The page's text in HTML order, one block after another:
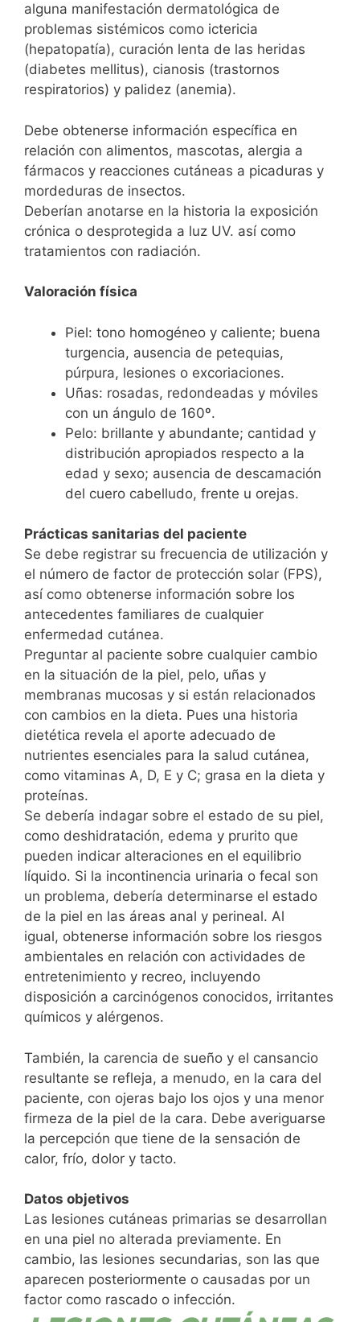
alguna manifestación dermatológica de
problemas sistémicos como ictericia
(hepatopatía), curación lenta de las heridas
(diabetes mellitus), cianosis (trastornos
respiratorios) y palidez (anemia).
Debe obtenerse información específica en
relación con alimentos, mascotas, alergia a
fármacos y reacciones cutáneas a picaduras y
mordeduras de insectos.
Deberían anotarse en la historia la exposición
crónica o desprotegida a luz UV. así como
tratamientos con radiación.
Valoración física
Piel: tono homogéneo y caliente; buena
turgencia, ausencia de petequias,
púrpura, lesiones o excoriaciones.
Uñas: rosadas, redondeadas y móviles
con un ángulo de 160º.
Pelo: brillante y abundante; cantidad y
distribución apropiados respecto a la
edad y sexo; ausencia de descamación
del cuero cabelludo, frente u orejas.
Prácticas sanitarias del paciente
Se debe registrar su frecuencia de utilización y
el número de factor de protección solar (FPS),
así como obtenerse información sobre los
antecedentes familiares de cualquier
enfermedad cutánea.
Preguntar al paciente sobre cualquier cambio
en la situación de la piel, pelo, uñas y
membranas mucosas y si están relacionados
con cambios en la dieta. Pues una historia
dietética revela el aporte adecuado de
nutrientes esenciales para la salud cutánea,
como vitaminas A, D, E y C; grasa en la dieta y
proteínas.
Se debería indagar sobre el estado de su piel,
como deshidratación, edema y prurito que
pueden indicar alteraciones en el equilibrio
líquido. Si la incontinencia urinaria o fecal son
un problema, debería determinarse el estado
de la piel en las áreas anal y perineal. Al
igual, obtenerse información sobre los riesgos
ambientales en relación con actividades de
entretenimiento y recreo, incluyendo
disposición a carcinógenos conocidos, irritantes
químicos y alérgenos.
También, la carencia de sueño y el cansancio
resultante se refleja, a menudo, en la cara del
paciente, con ojeras bajo los ojos y una menor
firmeza de la piel de la cara. Debe averiguarse
la percepción que tiene de la sensación de
calor, frío, dolor y tacto.
Datos objetivos
Las lesiones cutáneas primarias se desarrollan
en una piel no alterada previamente. En
cambio, las lesiones secundarias, son las que
aparecen posteriormente o causadas por un
factor como rascado o infección.